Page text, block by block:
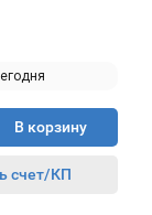
В корзину
счет/КП